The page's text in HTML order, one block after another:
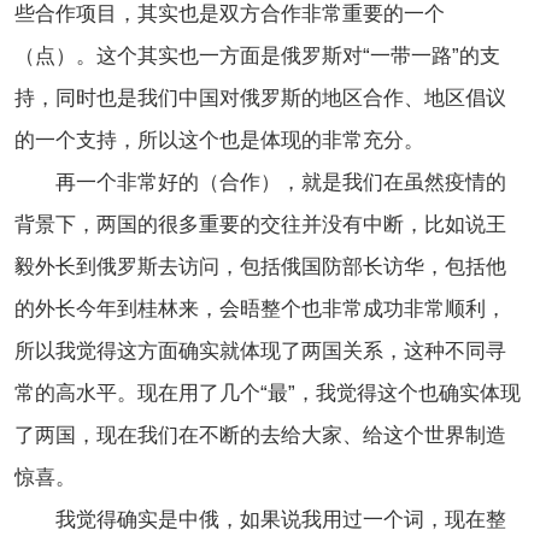
些合作项目，其实也是双方合作非常重要的一个
（点）。这个其实也一方面是俄罗斯对“一带一路”的支
持，同时也是我们中国对俄罗斯的地区合作、地区倡议
的一个支持，所以这个也是体现的非常充分。
再一个非常好的（合作），就是我们在虽然疫情的
背景下，两国的很多重要的交往并没有中断，比如说王
毅外长到俄罗斯去访问，包括俄国防部长访华，包括他
的外长今年到桂林来，会晤整个也非常成功非常顺利，
所以我觉得这方面确实就体现了两国关系，这种不同寻
常的高水平。现在用了几个“最”，我觉得这个也确实体现
了两国，现在我们在不断的去给大家、给这个世界制造
惊喜。
我觉得确实是中俄，如果说我用过一个词，现在整